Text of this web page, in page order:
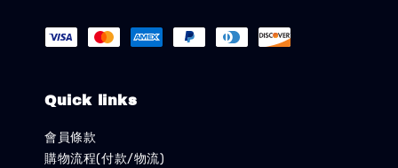
Quick links
會員條款
購物流程(付款/物流)